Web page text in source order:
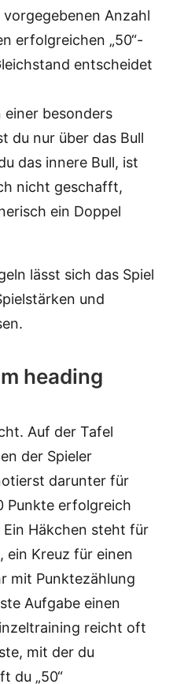
Anzahl
erfolgreichen „50“-
entscheidet
einer besonders
du nur über das Bull
das innere Bull, ist
nicht geschafft,
ein Doppel
lässt sich das Spiel
und
heading
Auf der Tafel
der Spieler
darunter für
Punkte erfolgreich
Häkchen steht für
ein Kreuz für einen
mit Punktezählung
Aufgabe einen
reicht oft
mit der du
du „50“